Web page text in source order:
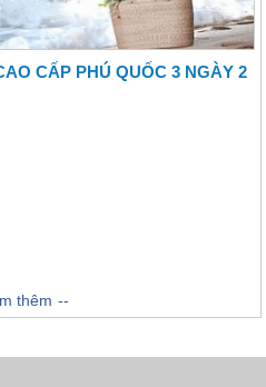
CẤP PHÚ QUỐC 3 NGÀY 2
khách sẽ có một tuần trăng mật thật
ngọt ngào bên nhau. Chương trình
thêm